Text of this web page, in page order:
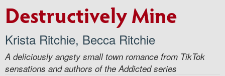
Destructively Mine
Krista Ritchie, Becca Ritchie
A deliciously angsty small town romance from TikTok
sensations and authors of the Addicted series